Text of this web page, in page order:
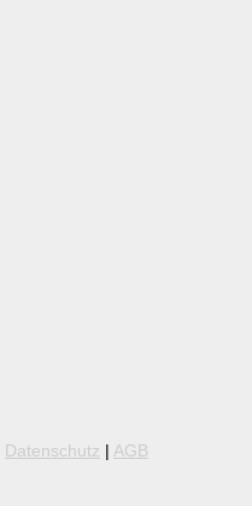
Datenschutz | AGB